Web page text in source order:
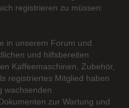
registrieren zu müssen:
in unserem Forum und
und hilfsbereiten
Kaffeemaschinen, Zubehör,
registriertes Mitglied haben
wachsenden
zur Wartung und